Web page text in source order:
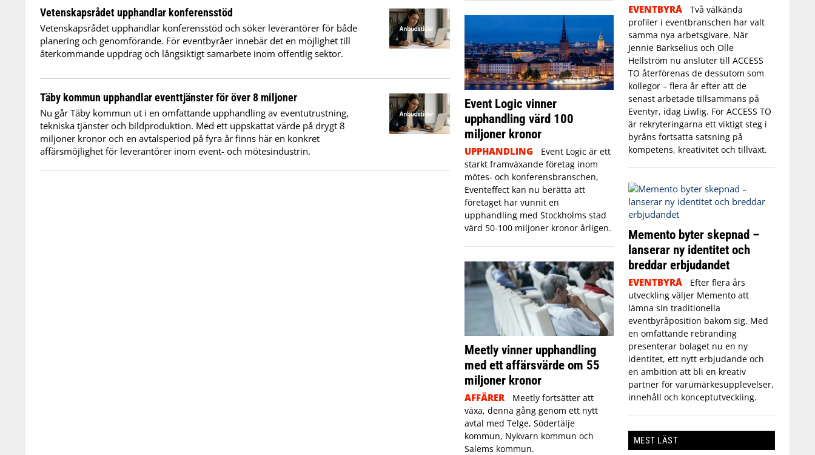
Vetenskapsrådet upphandlar konferensstöd
Vetenskapsrådet upphandlar konferensstöd och söker leverantörer för både
planering och genomförande. För eventbyråer innebär det en möjlighet till
återkommande uppdrag och långsiktigt samarbete inom offentlig sektor.
Täby kommun upphandlar eventtjänster för över 8 miljoner
Nu går Täby kommun ut i en omfattande upphandling av eventutrustning,
tekniska tjänster och bildproduktion. Med ett uppskattat värde på drygt 8
miljoner kronor och en avtalsperiod på fyra år finns här en konkret
affärsmöjlighet för leverantörer inom event- och mötesindustrin.
Event Logic vinner
upphandling värd 100
miljoner kronor
UPPHANDLING
Event Logic är ett
starkt framväxande företag inom
mötes- och konferensbranschen,
Eventeffect kan nu berätta att
företaget har vunnit en
upphandling med Stockholms stad
värd 50-100 miljoner kronor årligen.
Meetly vinner upphandling
med ett affärsvärde om 55
miljoner kronor
AFFÄRER
Meetly fortsätter att
växa, denna gång genom ett nytt
avtal med Telge, Södertälje
kommun, Nykvarn kommun och
Salems kommun.
EVENTBYRÅ
Två välkända
profiler i eventbranschen har valt
samma nya arbetsgivare. När
Jennie Barkselius och Olle
Hellström nu ansluter till ACCESS
TO återförenas de dessutom som
kollegor – flera år efter att de
senast arbetade tillsammans på
Eventyr, idag Liwlig. För ACCESS TO
är rekryteringarna ett viktigt steg i
byråns fortsatta satsning på
kompetens, kreativitet och tillväxt.
Memento byter skepnad –
lanserar ny identitet och
breddar erbjudandet
EVENTBYRÅ
Efter flera års
utveckling väljer Memento att
lämna sin traditionella
eventbyråposition bakom sig. Med
en omfattande rebranding
presenterar bolaget nu en ny
identitet, ett nytt erbjudande och
en ambition att bli en kreativ
partner för varumärkesupplevelser,
innehåll och konceptutveckling.
MEST LÄST